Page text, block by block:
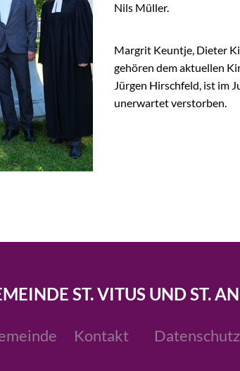
Nils Müller.
Margrit Keuntje, Dieter
gehören dem aktuellen
Jürgen Hirschfeld, ist im
unerwartet verstorben.
ST. VITUS UND ST.
Kontakt Datenschutz